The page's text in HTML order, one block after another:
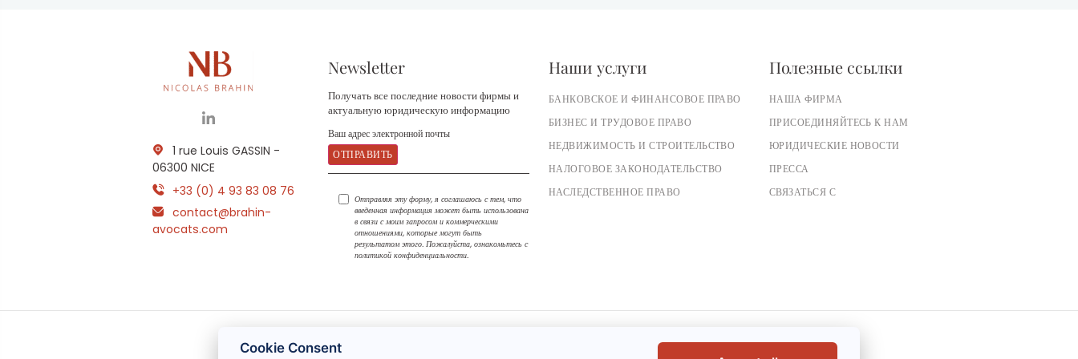
1 rue Louis GASSIN -
06300 NICE
+33 (0) 4 93 83 08 76
contact@brahin-
avocats.com
Newsletter
Получать все последние новости фирмы и
актуальную юридическую информацию
Отправляя эту форму, я соглашаюсь с тем, что
введенная информация может быть использована
в связи с моим запросом и коммерческими
отношениями, которые могут быть
результатом этого. Пожалуйста, ознакомьтесь с
политикой конфиденциальности.
Наши услуги
БАНКОВСКОЕ И ФИНАНСОВОЕ ПРАВО
БИЗНЕС И ТРУДОВОЕ ПРАВО
НЕДВИЖИМОСТЬ И СТРОИТЕЛЬСТВО
НАЛОГОВОЕ ЗАКОНОДАТЕЛЬСТВО
НАСЛЕДСТВЕННОЕ ПРАВО
Полезные ссылки
НАША ФИРМА
ПРИСОЕДИНЯЙТЕСЬ К НАМ
ЮРИДИЧЕСКИЕ НОВОСТИ
ПРЕССА
СВЯЗАТЬСЯ С
Cookie Consent